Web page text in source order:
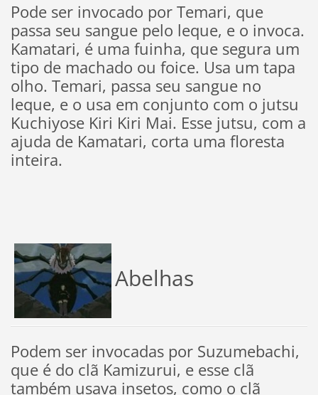
Pode ser invocado por Temari, que
passa seu sangue pelo leque, e o invoca.
Kamatari, é uma fuinha, que segura um
tipo de machado ou foice. Usa um tapa
olho. Temari, passa seu sangue no
leque, e o usa em conjunto com o jutsu
Kuchiyose Kiri Kiri Mai. Esse jutsu, com a
ajuda de Kamatari, corta uma floresta
inteira.
Abelhas
Podem ser invocadas por Suzumebachi,
que é do clã Kamizurui, e esse clã
também usava insetos, como o clã